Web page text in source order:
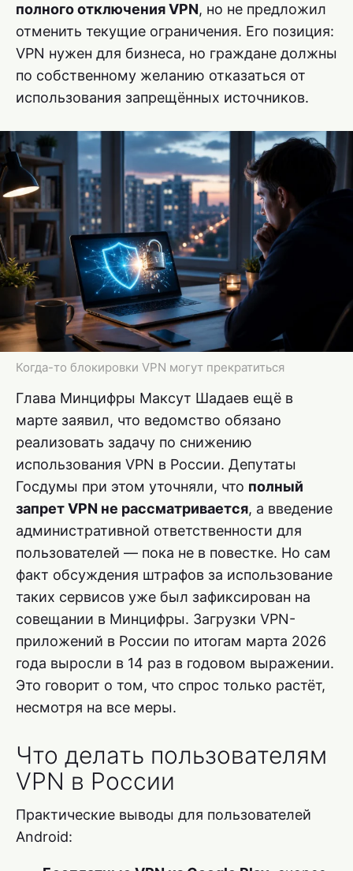
полного отключения VPN, но не предложил
отменить текущие ограничения. Его позиция:
VPN нужен для бизнеса, но граждане должны
по собственному желанию отказаться от
использования запрещённых источников.
Когда-то блокировки VPN могут прекратиться
Глава Минцифры Максут Шадаев ещё в
марте заявил, что ведомство обязано
реализовать задачу по снижению
использования VPN в России. Депутаты
Госдумы при этом уточняли, что полный
запрет VPN не рассматривается, а введение
административной ответственности для
пользователей — пока не в повестке. Но сам
факт обсуждения штрафов за использование
таких сервисов уже был зафиксирован на
совещании в Минцифры. Загрузки VPN-
приложений в России по итогам марта 2026
года выросли в 14 раз в годовом выражении.
Это говорит о том, что спрос только растёт,
несмотря на все меры.
Что делать пользователям
VPN в России
Практические выводы для пользователей
Android: